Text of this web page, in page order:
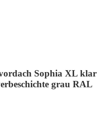
Sophia XL klar
grau RAL